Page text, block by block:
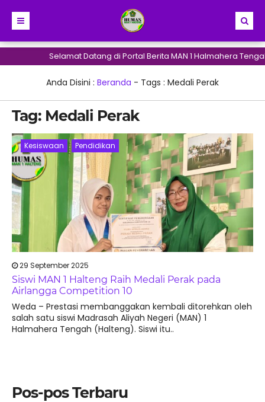
Selamat Datang di Portal Berita MAN 1 Halmahera
Anda Disini : Beranda - Tags : Medali Perak
Tag: Medali Perak
Kesiswaan Pendidikan
29 September 2025
Siswi MAN 1 Halteng Raih Medali Perak pada
Airlangga Competition 10
Weda – Prestasi membanggakan kembali ditorehkan oleh
salah satu siswi Madrasah Aliyah Negeri (MAN) 1
Halmahera Tengah (Halteng). Siswi itu..
Pos-pos Terbaru